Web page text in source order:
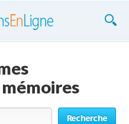
Recherche